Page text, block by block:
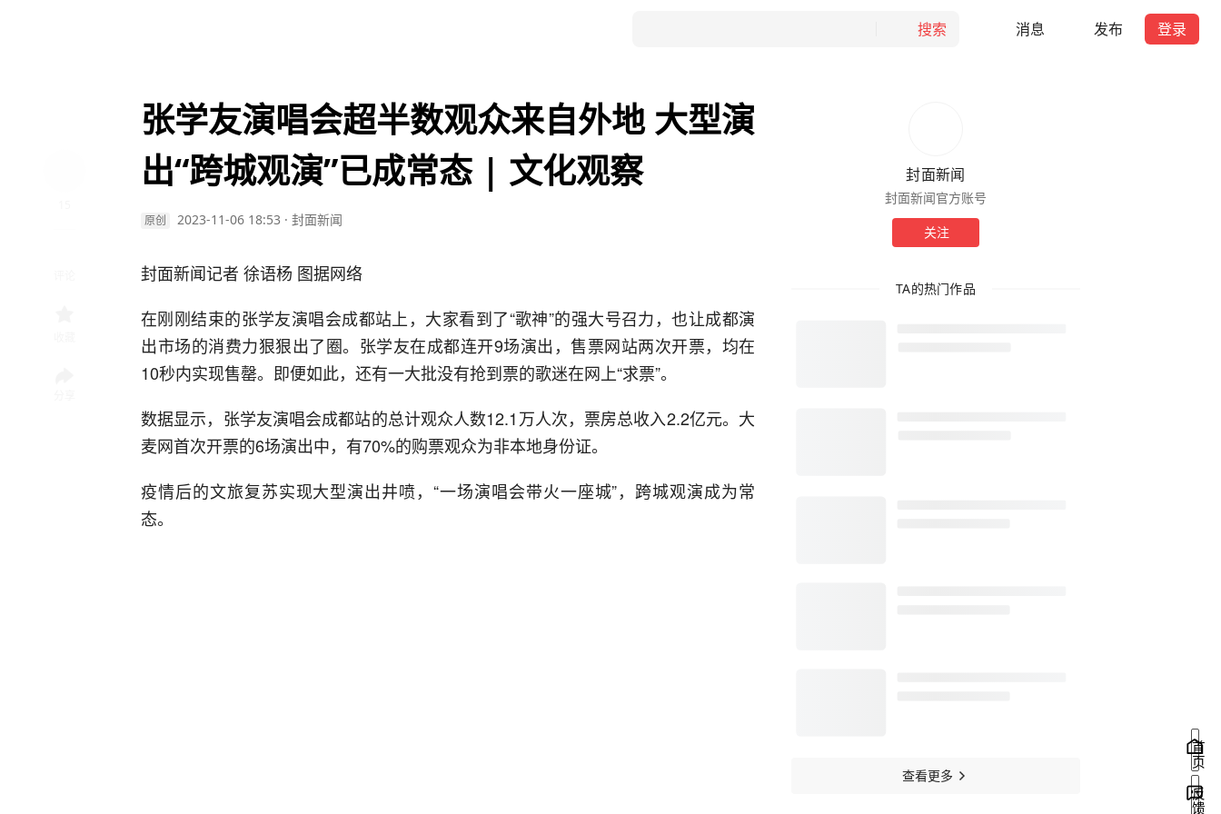
搜索 消息 发布 登录
张学友演唱会超半数观众来自外地 大型演
出“跨城观演”已成常态 | 文化观察
原创 2023-11-06 18:53 · 封面新闻
封面新闻记者 徐语杨 图据网络
在刚刚结束的张学友演唱会成都站上，大家看到了“歌神”的强大号召力，也让成都演
出市场的消费力狠狠出了圈。张学友在成都连开9场演出，售票网站两次开票，均在
10秒内实现售罄。即便如此，还有一大批没有抢到票的歌迷在网上“求票”。
数据显示，张学友演唱会成都站的总计观众人数12.1万人次，票房总收入2.2亿元。大
麦网首次开票的6场演出中，有70%的购票观众为非本地身份证。
疫情后的文旅复苏实现大型演出井喷，“一场演唱会带火一座城”，跨城观演成为常
态。
封面新闻
封面新闻官方账号
关注
TA的热门作品
查看更多
首页
反馈